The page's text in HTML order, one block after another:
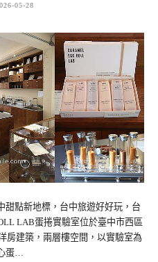
05-28
甜點新地標，台中旅遊好好玩，台
LAB蛋捲實驗室位於臺中市西區
房建築，兩層樓空間，以實驗室為
蛋…